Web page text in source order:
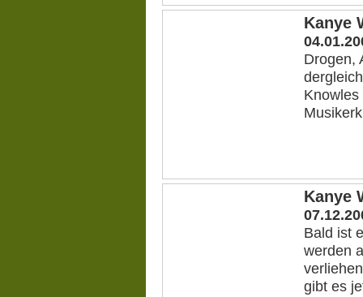
Kanye
Drogen,
Kanye
Bald ist
werden
gibt es